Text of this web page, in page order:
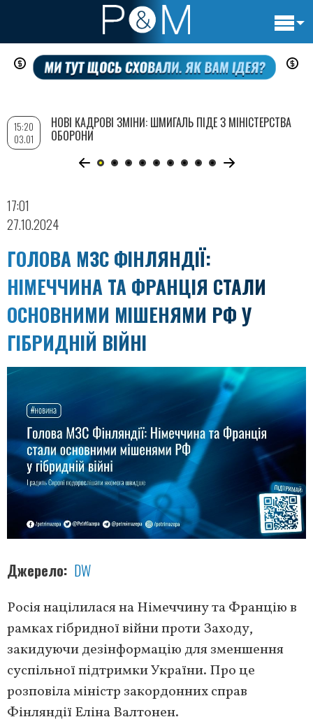
Перейти
до
вмісту
17:01
27.10.2024
ГОЛОВА МЗС ФІНЛЯНДІЇ:
НІМЕЧЧИНА ТА ФРАНЦІЯ СТАЛИ
ОСНОВНИМИ МІШЕНЯМИ РФ У
ГІБРИДНІЙ ВІЙНІ
Джерело DW
Росія націлилася на Німеччину та Францію в
рамках гібридної війни проти Заходу,
закидуючи дезінформацію для зменшення
суспільної підтримки України. Про це
розповіла міністр закордонних справ
Фінляндії Еліна Валтонен.
15:20
03.01
НОВІ КАДРОВІ ЗМІНИ: ШМИГАЛЬ ПІДЕ З МІНІСТЕРСТВА
ОБОРОНИ